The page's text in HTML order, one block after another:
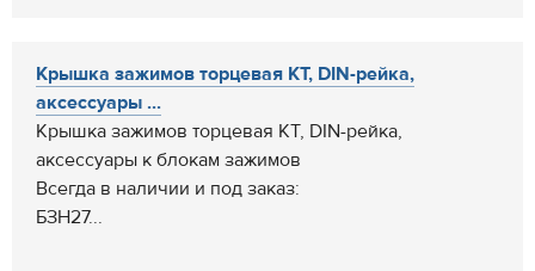
Крышка зажимов торцевая КТ, DIN-рейка,
аксессуары ...
Крышка зажимов торцевая КТ, DIN-рейка,
аксессуары к блокам зажимов
Всегда в наличии и под заказ:
БЗН27...